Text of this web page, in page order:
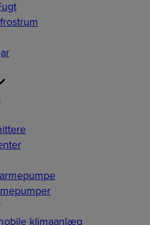
klimaanlæg